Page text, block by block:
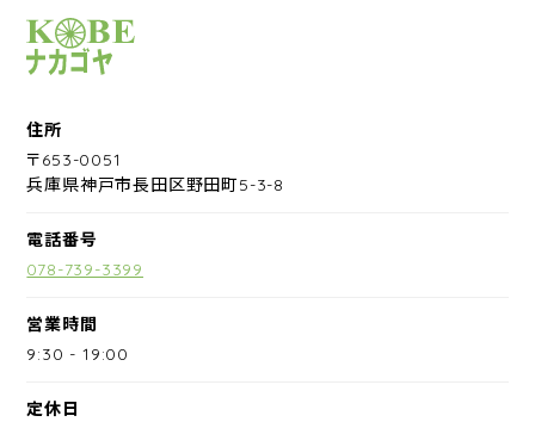
サイクルショップナカゴヤ
住所
〒653-0051
兵庫県神戸市長田区野田町5-3-8
電話番号
078-739-3399
営業時間
9:30 -19:00
定休日